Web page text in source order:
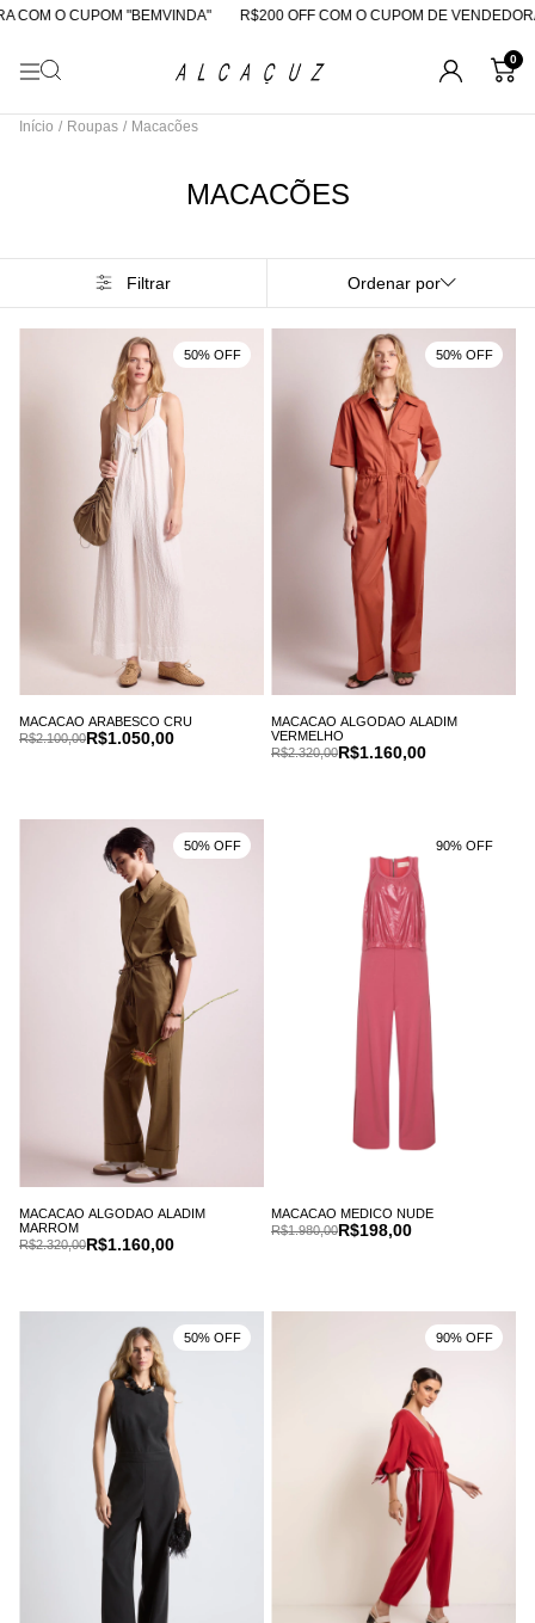
O CUPOM "BEMVINDA" R$200 OFF COM O CUPOM DE VENDEDORA
0
Início / Roupas / Macacões
MACACÕES
Filtrar Ordenar por
MACACAO ARABESCO CRU
R$1.050,00
R$2.100,00
50% OFF
MACACAO ALGODAO ALADIM
VERMELHO
R$1.160,00
R$2.320,00
50% OFF
MACACAO ALGODAO ALADIM
MARROM
R$1.160,00
R$2.320,00
50% OFF
MACACAO MEDICO NUDE
R$198,00
R$1.980,00
90% OFF
50% OFF 90% OFF